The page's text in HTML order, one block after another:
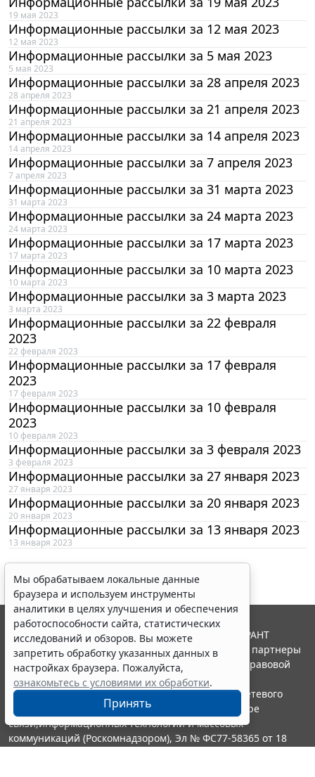
19 мая 2023
Информационные рассылки за 12 мая 2023
12 мая 2023
Информационные рассылки за 5 мая 2023
5 мая 2023
Информационные рассылки за 28 апреля 2023
28 апреля 2023
Информационные рассылки за 21 апреля 2023
21 апреля 2023
Информационные рассылки за 14 апреля 2023
14 апреля 2023
Информационные рассылки за 7 апреля 2023
7 апреля 2023
Информационные рассылки за 31 марта 2023
31 марта 2023
Информационные рассылки за 24 марта 2023
24 марта 2023
Информационные рассылки за 17 марта 2023
17 марта 2023
Информационные рассылки за 10 марта 2023
10 марта 2023
Информационные рассылки за 3 марта 2023
3 марта 2023
Информационные рассылки за 22 февраля
2023
22 февраля 2023
Информационные рассылки за 17 февраля
2023
17 февраля 2023
Информационные рассылки за 10 февраля
2023
10 февраля 2023
Информационные рассылки за 3 февраля 2023
3 февраля 2023
Информационные рассылки за 27 января 2023
27 января 2023
Информационные рассылки за 20 января 2023
20 января 2023
Информационные рассылки за 13 января 2023
13 января 2023
Мы обрабатываем локальные данные
браузера и используем инструменты
аналитики в целях улучшения и обеспечения
работоспособности сайта, статистических
исследований и обзоров. Вы можете
запретить обработку указанных данных в
настройках браузера. Пожалуйста,
ознакомьтесь с условиями их обработки.
Принять
© ООО "НПП "ГАРАНТ-СЕРВИС", 2026. Система ГАРАНТ
выпускается с 1990 года. Компания "Гарант" и ее партнеры
являются участниками Российской ассоциации правовой
информации ГАРАНТ.
Портал ГАРАНТ.РУ зарегистрирован в качестве сетевого
издания Федеральной службой по надзору в сфере
связи,информационных технологий и массовых
коммуникаций (Роскомнадзором), Эл № ФС77-58365 от 18